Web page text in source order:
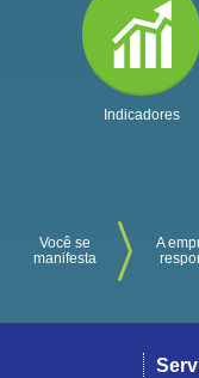
Indicadores
Você se
manifesta
A